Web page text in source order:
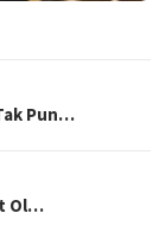
Pun…
Ol…